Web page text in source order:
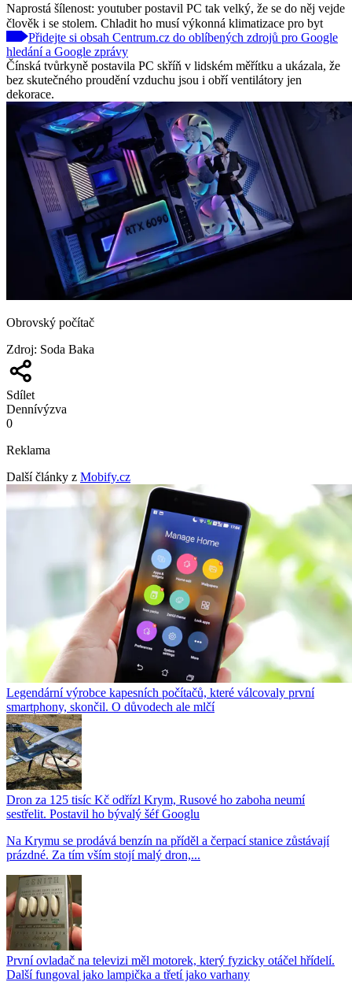
Naprostá šílenost: youtuber postavil PC tak velký, že se do něj vejde
člověk i se stolem. Chladit ho musí výkonná klimatizace pro byt
Přidejte si obsah Centrum.cz do oblíbených zdrojů pro Google
hledání a Google zprávy
Čínská tvůrkyně postavila PC skříň v lidském měřítku a ukázala, že
bez skutečného proudění vzduchu jsou i obří ventilátory jen
dekorace.
Obrovský počítač
Zdroj: Soda Baka
Sdílet
Dennívýzva
0
Reklama
Další články z Mobify.cz
Legendární výrobce kapesních počítačů, které válcovaly první
smartphony, skončil. O důvodech ale mlčí
Dron za 125 tisíc Kč odřízl Krym, Rusové ho zaboha neumí
sestřelit. Postavil ho bývalý šéf Googlu
Na Krymu se prodává benzín na příděl a čerpací stanice zůstávají
prázdné. Za tím vším stojí malý dron,...
První ovladač na televizi měl motorek, který fyzicky otáčel hřídelí.
Další fungoval jako lampička a třetí jako varhany